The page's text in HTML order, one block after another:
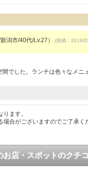
潟市/40代/Lv.27） (投稿：2019/
でした。ランチは色々なメニ
ます。
合がございますのでご了承く
お店・スポットのクチ